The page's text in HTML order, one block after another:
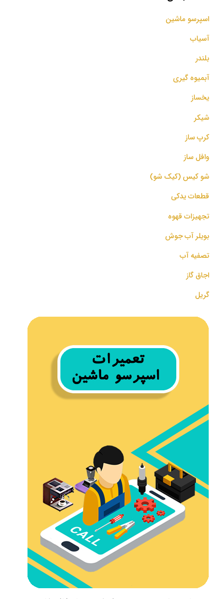
اسپرسو‌ ماشین
آسیاب
بلندر
آبمیوه گیری
یخساز
شیکر
کرپ ساز
وافل ساز
شو کیس (کیک شو)
قطعات یدکی
تجهیزات قهوه
بویلر آب جوش
تصفیه آب
اجاق گاز
گریل